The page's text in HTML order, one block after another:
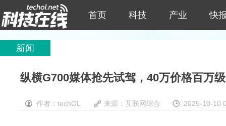
首页 科技 产业 快
新闻
纵横G700媒体抢先试驾，40万价格百万
作者：techOL 来源：互联网综合 2025-10-10